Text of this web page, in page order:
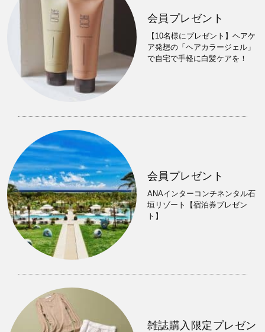
会員プレゼント
【10名様にプレゼント】ヘアケ
ア発想の「ヘアカラージェル」
で自宅で手軽に白髪ケアを！
会員プレゼント
ANAインターコンチネンタル石
垣リゾート【宿泊券プレゼン
ト】
雑誌購入限定プレゼン